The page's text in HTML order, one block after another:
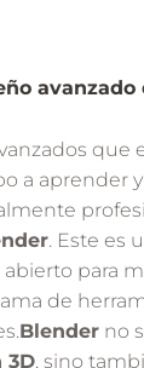
avanzado
que
a aprender
. Este es
para
de
Blender no
3D, sino